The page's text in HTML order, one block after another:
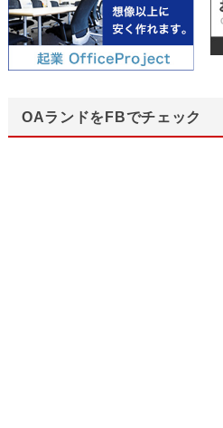
OAランドをFBでチェック